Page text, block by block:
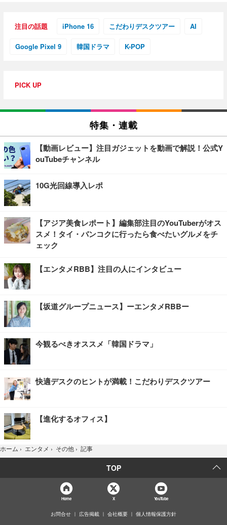
注目の話題 iPhone 16 こだわりデスクツアー AI
Google Pixel 9 韓国ドラマ K-POP
PICK UP
特集・連載
【動画レビュー】注目ガジェットを動画で解説！公式Y
ouTubeチャンネル
10G光回線導入レポ
【アジア美食レポート】編集部注目のYouTuberがオス
スメ！タイ・バンコクに行ったら食べたいグルメをチ
ェック
【エンタメRBB】注目の人にインタビュー
【坂道グループニュース】ーエンタメRBBー
今観るべきオススメ「韓国ドラマ」
快適デスクのヒントが満載！こだわりデスクツアー
【進化するオフィス】
ホーム › エンタメ › その他 › 記事
TOP
Home X YouTube
お問合せ 広告掲載 会社概要 個人情報保護方針